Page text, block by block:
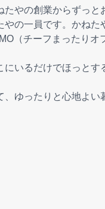
たやの創業からずっと
やの一員です。かねた
（チーフまったりオ
にいるだけでほっとす
、ゆったりと心地よい